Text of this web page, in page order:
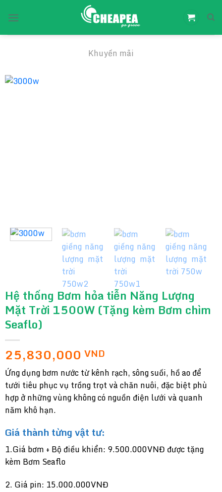
đến
Khuyến mãi
Hệ thống Bơm hỏa tiễn Năng Lượng
Mặt Trời 1500W (Tặng kèm Bơm chìm
Seaflo)
25,830,000 VND
Ứng dụng bơm nước từ kênh rạch, sông suối, hồ ao để
tưới tiêu phục vụ trồng trọt và chăn nuôi, đặc biệt phù
hợp ở những vùng không có nguồn điện lưới và quanh
năm khô hạn.
Giá thành từng vật tư:
1.Giá bơm + Bộ điều khiển: 9.500.000VNĐ được tặng
kèm Bơm Seaflo
2. Giá pin: 15.000.000VNĐ